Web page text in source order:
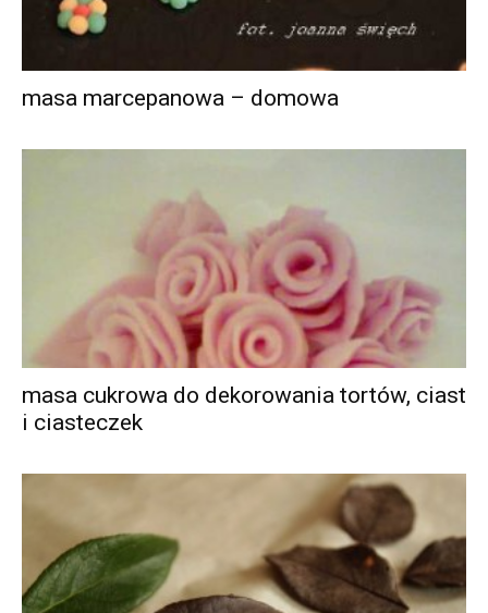
masa marcepanowa – domowa
masa cukrowa do dekorowania tortów, ciast
i ciasteczek